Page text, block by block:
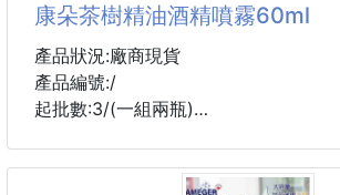
● 易清洗 油
❄️ 一噴清爽有感
夏天外出、騎車、逛街都很可以
而且噴霧超細緻
💖 日常外出防曬超方便
康朵茶樹精油酒精噴霧60ml
產品狀況:廠商現貨
產品編號:/
起批數:3/(一組兩瓶)